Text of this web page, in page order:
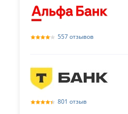
557 отзывов
801 отзыв